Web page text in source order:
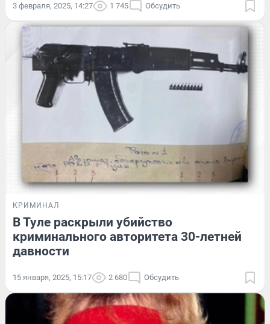
3 февраля, 2025, 14:27 1 745 Обсудить
КРИМИНАЛ
В Туле раскрыли убийство
криминального авторитета 30-летней
давности
15 января, 2025, 15:17 2 680 Обсудить